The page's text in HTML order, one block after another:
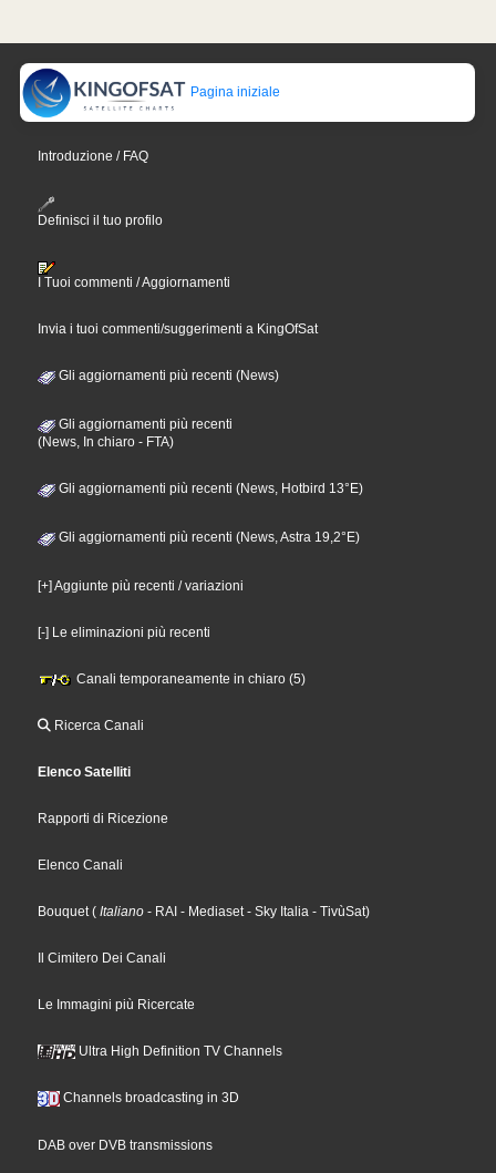
Pagina iniziale
Introduzione / FAQ
Definisci il tuo profilo
I Tuoi commenti / Aggiornamenti
Invia i tuoi commenti/suggerimenti a KingOfSat
Gli aggiornamenti più recenti (News)
Gli aggiornamenti più recenti
(News, In chiaro - FTA)
Gli aggiornamenti più recenti (News, Hotbird 13°E)
Gli aggiornamenti più recenti (News, Astra 19,2°E)
[+] Aggiunte più recenti / variazioni
[-] Le eliminazioni più recenti
Canali temporaneamente in chiaro (5)
Ricerca Canali
Elenco Satelliti
Rapporti di Ricezione
Elenco Canali
Bouquet ( Italiano - RAI - Mediaset - Sky Italia - TivùSat)
Il Cimitero Dei Canali
Le Immagini più Ricercate
Ultra High Definition TV Channels
Channels broadcasting in 3D
DAB over DVB transmissions